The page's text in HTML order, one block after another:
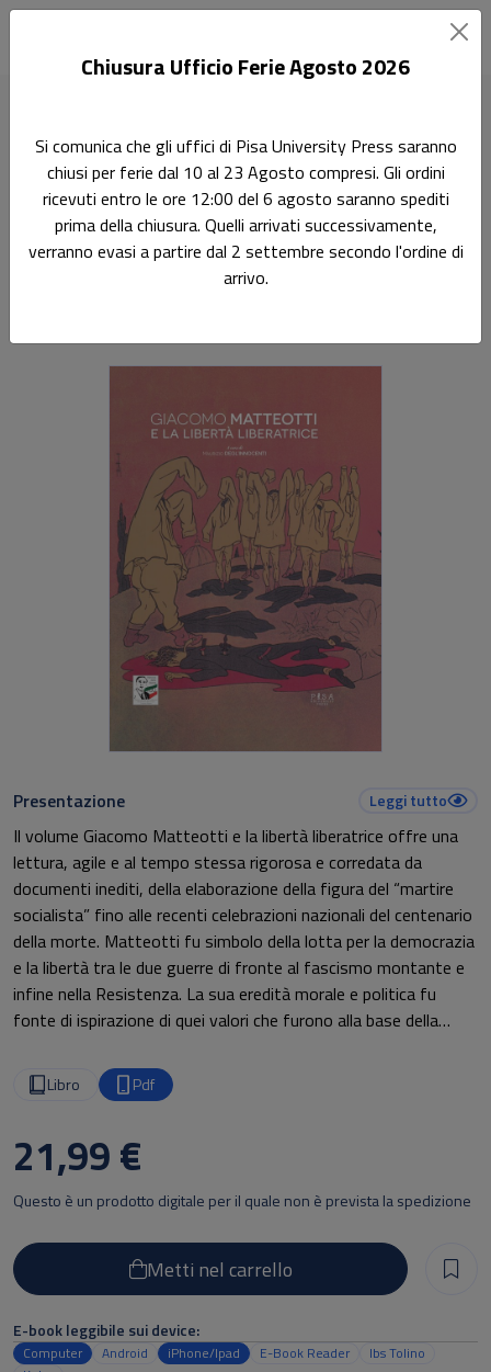
Giacomo Matteotti e la
libertà liberatrice
Presentazione Leggi tutto
Il volume Giacomo Matteotti e la libertà liberatrice offre una
lettura, agile e al tempo stessa rigorosa e corredata da
documenti inediti, della elaborazione della figura del “martire
socialista” fino alle recenti celebrazioni nazionali del centenario
della morte. Matteotti fu simbolo della lotta per la democrazia
e la libertà tra le due guerre di fronte al fascismo montante e
infine nella Resistenza. La sua eredità morale e politica fu
fonte di ispirazione di quei valori che furono alla base della
Il volume associa il nome di Matteotti al concetto della “libertà
sottolineare il richiamo etico e politico ad una libertà che non si
presentasse chiusa in se stessa a difesa del proprio ego e non
si ritenesse acquisita una volta per sempre, ma che si
con equità per fini sociali, si aprisse ai bisogni sempre nuovi, in
particolare a favore dei ceti più emarginati. Che diventasse,
Libro Pdf
21,99 €
Metti nel carrello
Questo è un prodotto digitale per il quale non è prevista la spedizione
E-book leggibile sui device:
Computer Android iPhone/Ipad E-Book Reader
Ibs Tolino
Chiusura Ufficio Ferie Agosto 2026
Si comunica che gli uffici di Pisa University Press saranno
chiusi per ferie dal 10 al 23 Agosto compresi. Gli ordini
ricevuti entro le ore 12:00 del 6 agosto saranno spediti
prima della chiusura. Quelli arrivati successivamente,
verranno evasi a partire dal 2 settembre secondo l'ordine di
arrivo.